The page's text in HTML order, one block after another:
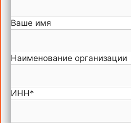
Ваше имя
Наименование организации
ИНН*